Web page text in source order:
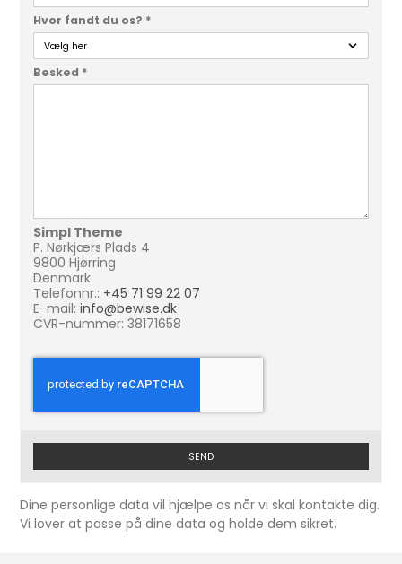
Hvor fandt du os? *
Besked *
Simpl Theme
P. Nørkjærs Plads 4
9800 Hjørring
Denmark
Telefonnr.: +45 71 99 22 07
E-mail:info@bewise.dk
CVR-nummer: 38171658
SEND
Dine personlige data vil hjælpe os når vi skal kontakte dig.
Vi lover at passe på dine data og holde dem sikret.